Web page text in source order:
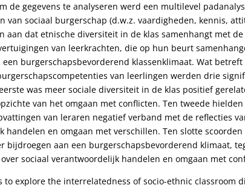
de gegevens te analyseren werd een multilevel
van sociaal burgerschap (d.w.z. vaardigheden, kennis,
aan dat etnische diversiteit in de klas samenhangt met
van leerkrachten, die op hun beurt
een burgerschapsbevorderend klassenklimaat. Wat
van leerlingen werden drie
was meer sociale diversiteit in de klas positief
van het omgaan met conflicten. Ten tweede
van leraren negatief verband met de reflecties
handelen en omgaan met verschillen. Ten slotte
bijdroegen aan een burgerschapsbevorderend klimaat,
sociaal verantwoordelijk handelen en omgaan met
to explore the interrelatedness of socio-ethnic classroom